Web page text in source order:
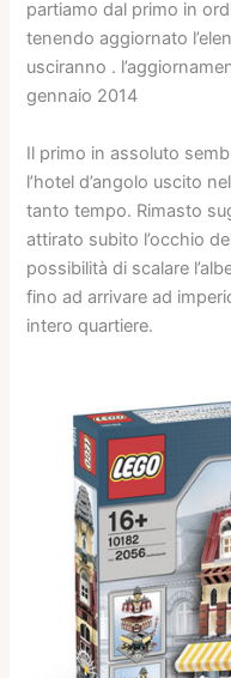
partiamo dal primo in
tenendo aggiornato
usciranno .
gennaio 2014
Il primo in assoluto
l’hotel d’angolo uscito
tanto tempo. Rimasto
attirato subito l’occhio
possibilità di scalare
fino ad arrivare ad
intero quartiere.